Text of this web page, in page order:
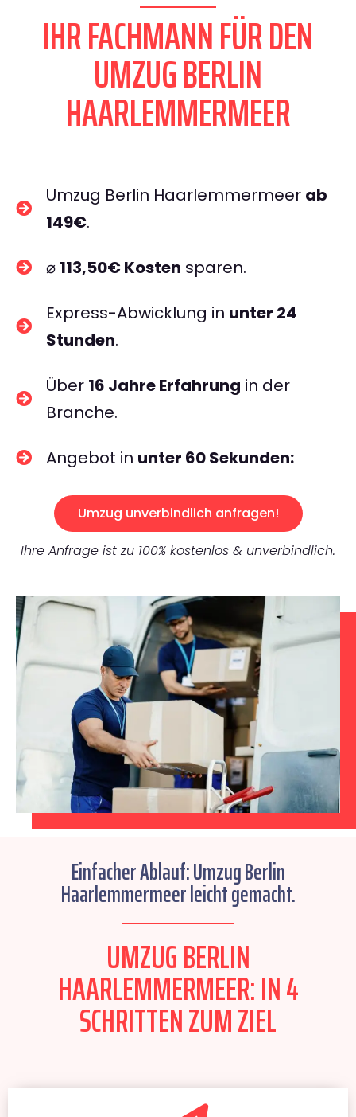
IHR FACHMANN FÜR DEN
UMZUG BERLIN
HAARLEMMERMEER
Umzug Berlin Haarlemmermeer ab
149€.
⌀ 113,50€ Kosten sparen.
Express-Abwicklung in unter 24
Stunden.
Über 16 Jahre Erfahrung in der
Branche.
Angebot in unter 60 Sekunden:
Umzug unverbindlich anfragen!
Ihre Anfrage ist zu 100% kostenlos & unverbindlich.
Einfacher Ablauf: Umzug Berlin
Haarlemmermeer leicht gemacht.
UMZUG BERLIN
HAARLEMMERMEER: IN 4
SCHRITTEN ZUM ZIEL